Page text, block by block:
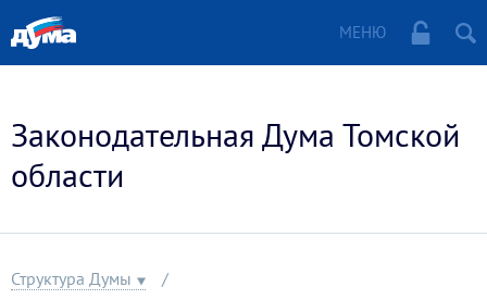
МЕНЮ
Законодательная Дума Томской
области
Структура Думы